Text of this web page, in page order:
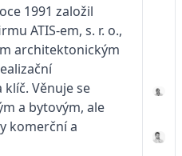
1991 založil
ATIS-em, s. r. o.,
architektonickým
Věnuje se
a bytovým, ale
komerční a